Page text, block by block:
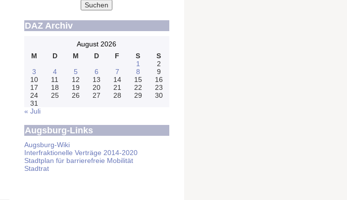
Suchen
DAZ Archiv
August 2026
M
D M D F S
S
1
2
3
4 5 6 7 8
9
10
11 12 13 14 15
16
17
18 19 20 21 22
23
24
25 26 27 28 29
30
31
« Juli
Augsburg-Links
Augsburg-Wiki
Interfraktionelle Verträge 2014-2020
Stadtplan für barrierefreie Mobilität
Stadtrat